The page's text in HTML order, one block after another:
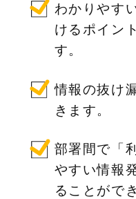
わかりやす
けるポイン
す。
情報の抜け
きます。
部署間で「
やすい情報
ることがで